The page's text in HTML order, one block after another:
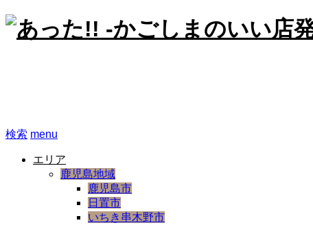
検索 menu
エリア
鹿児島地域
鹿児島市
日置市
いちき串木野市